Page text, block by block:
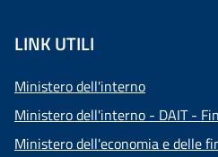
LINK UTILI
Ministero dell'interno
Ministero dell'interno - DAIT -
Ministero dell'economia e delle